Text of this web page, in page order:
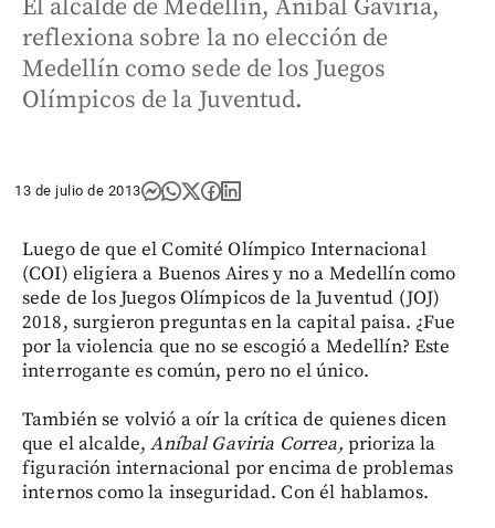
El alcalde de Medellín, Aníbal Gaviria,
reflexiona sobre la no elección de
Medellín como sede de los Juegos
Olímpicos de la Juventud.
13 de julio de 2013
Luego de que el Comité Olímpico Internacional
(COI) eligiera a Buenos Aires y no a Medellín como
sede de los Juegos Olímpicos de la Juventud (JOJ)
2018, surgieron preguntas en la capital paisa. ¿Fue
por la violencia que no se escogió a Medellín? Este
interrogante es común, pero no el único.
También se volvió a oír la crítica de quienes dicen
que el alcalde,Aníbal Gaviria Correa, prioriza la
figuración internacional por encima de problemas
internos como la inseguridad. Con él hablamos.